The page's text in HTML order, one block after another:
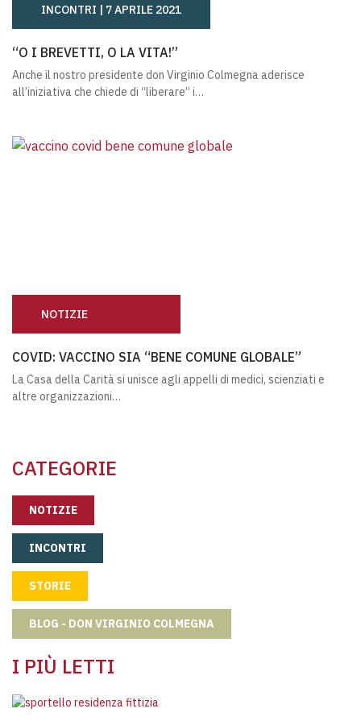
INCONTRI | 7 APRILE 2021
“O I BREVETTI, O LA VITA!”
Anche il nostro presidente don Virginio Colmegna aderisce
all’iniziativa che chiede di “liberare” i…
NOTIZIE
COVID: VACCINO SIA “BENE COMUNE GLOBALE”
La Casa della Carità si unisce agli appelli di medici, scienziati e
altre organizzazioni…
CATEGORIE
NOTIZIE
INCONTRI
STORIE
BLOG - DON VIRGINIO COLMEGNA
I PIÙ LETTI